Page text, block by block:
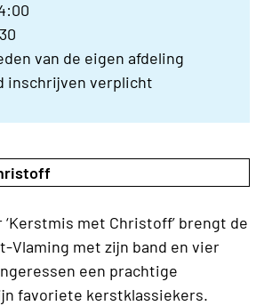
van de eigen afdeling
inschrijven verplicht
‘Kerstmis met Christoff’ brengt de
Vlaming met zijn band en vier
een prachtige
favoriete kerstklassiekers.